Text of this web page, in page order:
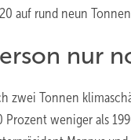
auf rund neun
nur
zwei Tonnen
weniger als